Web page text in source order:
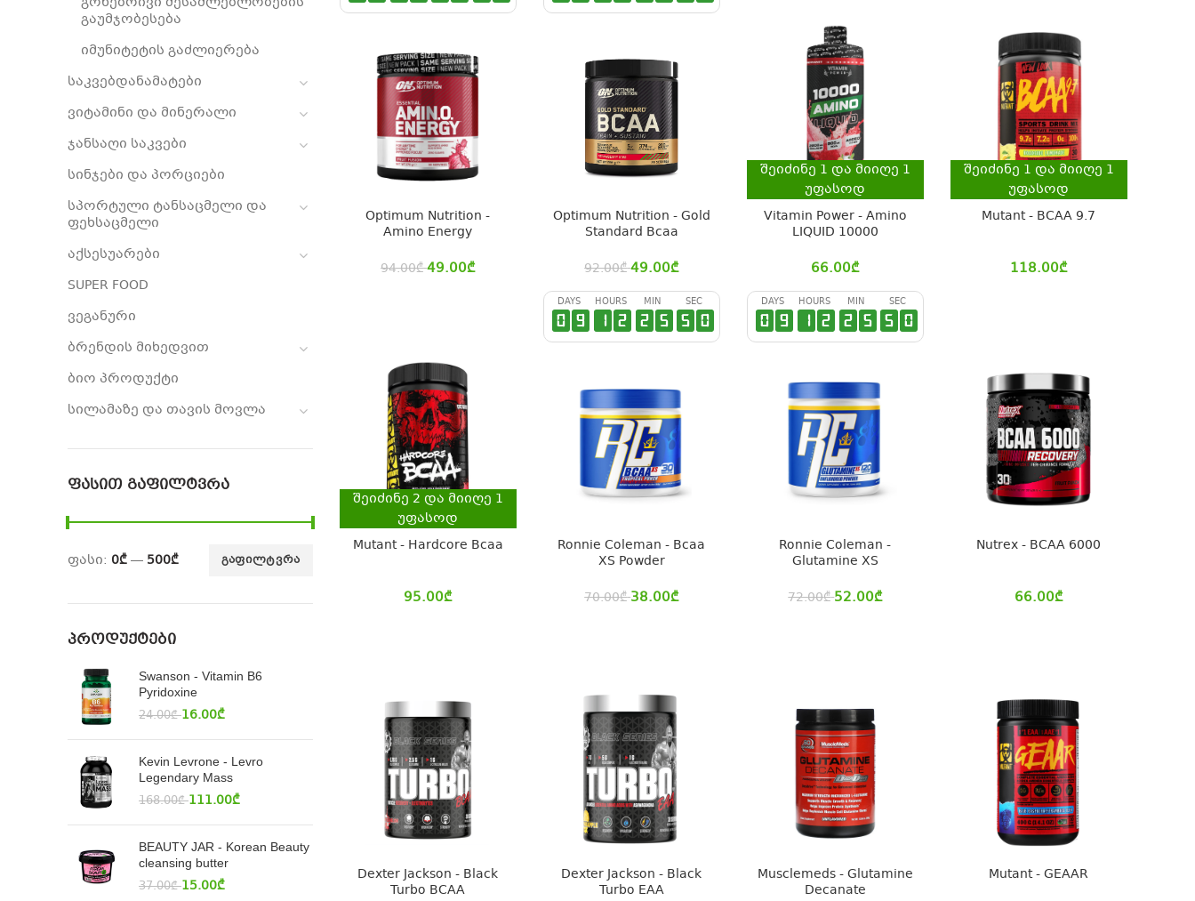
გაუმჯობესება
იმუნიტეტის გაძლიერება
საკვებდანამატები
ვიტამინი და მინერალი
ჯანსაღი საკვები
სინჯები და პორციები
სპორტული ტანსაცმელი და
ფეხსაცმელი
აქსესუარები
SUPER FOOD
ვეგანური
ბრენდის მიხედვით
ბიო პროდუქტი
სილამაზე და თავის მოვლა
ᲤᲐᲡᲘᲗ ᲒᲐᲤᲘᲚᲢᲕᲠᲐ
ᲒᲐᲤᲘᲚᲢᲕᲠᲐ
ფასი: 0₾— 500₾
ᲞᲠᲝᲓᲣᲥᲢᲔᲑᲘ
Swanson - Vitamin B6
Pyridoxine
24.00₾ 16.00₾
Kevin Levrone - Levro
Legendary Mass
168.00₾ 111.00₾
BEAUTY JAR - Korean Beauty
cleansing butter
37.00₾ 15.00₾
Optimum Nutrition -
Amino Energy
94.00₾49.00₾
Optimum Nutrition - Gold
Standard Bcaa
92.00₾49.00₾
შეიძინე 1 და მიიღე 1
უფასოდ
Vitamin Power - Amino
LIQUID 10000
66.00₾
შეიძინე 1 და მიიღე 1
უფასოდ
Mutant - BCAA 9.7
118.00₾
შეიძინე 2 და მიიღე 1
უფასოდ
Mutant - Hardcore Bcaa
95.00₾
DAYS
0 9
HOURS
1 2
MIN
2 5
SEC
4 9
Ronnie Coleman - Bcaa
XS Powder
70.00₾ 38.00₾
DAYS
0 9
HOURS
1 2
MIN
2 5
SEC
4 9
Ronnie Coleman -
Glutamine XS
72.00₾ 52.00₾
Nutrex - BCAA 6000
66.00₾
Dexter Jackson - Black
Turbo BCAA
Dexter Jackson - Black
Turbo EAA
Musclemeds - Glutamine
Decanate
Mutant - GEAAR